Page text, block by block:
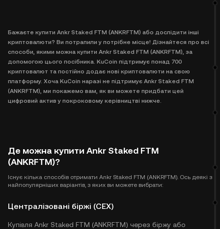
Бажаєте купити Ankr Staked FTM (ANKRFTM) або дослідити інші
криптовалюти? Ви потрапили у потрібне місце! Дізнайтеся про всі
способи, якими можна купити Ankr Staked FTM (ANKRFTM), за
допомогою цього посібника. KuCoin підтримує понад 700
криптовалют та постійно додає нові криптовалюти на свою
платформу. Хоча KuCoin наразі не підтримує Ankr Staked FTM
(ANKRFTM), ми покажемо вам, як ви можете придбати цей
цифровий актив у покроковому керівництві нижче.
Де можна купити Ankr Staked FTM
(ANKRFTM)?
Існує кілька способів отримати Ankr Staked FTM (ANKRFTM). Ось деякі з
найпопулярніших варіантів, з яких ви можете вибрати:
Централізовані біржі (CEX)
Купівля Ankr Staked FTM (ANKRFTM) через біржу або